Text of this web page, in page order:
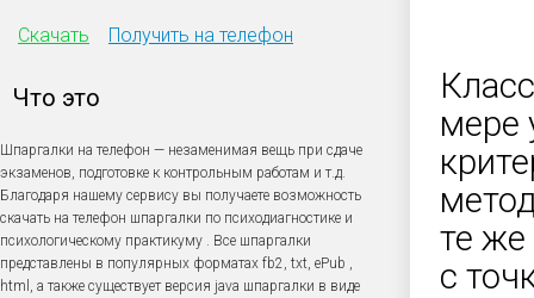
Скачать Получить на телефон
Что это
Шпаргалки на телефон — незаменимая вещь при сдаче
экзаменов, подготовке к контрольным работам и т.д.
Благодаря нашему сервису вы получаете возможность
скачать на телефон шпаргалки по психодиагностике и
психологическому практикуму . Все шпаргалки
представлены в популярных форматах fb2, txt, ePub ,
html, а также существует версия java шпаргалки в виде
мере
те же
с